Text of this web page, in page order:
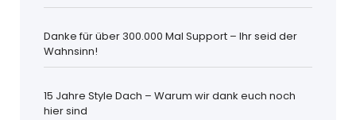
Danke für über 300.000 Mal Support – Ihr seid der
Wahnsinn!
15 Jahre Style Dach – Warum wir dank euch noch
hier sind